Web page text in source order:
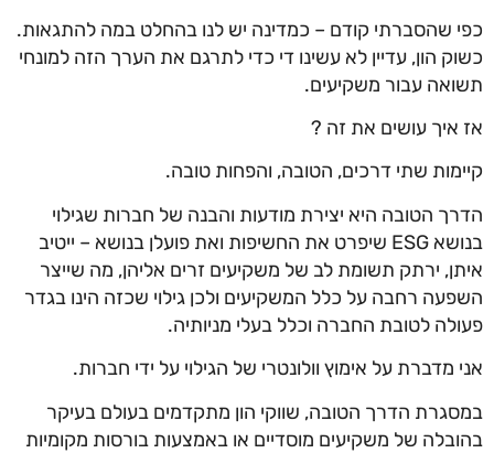
כפי שהסברתי קודם – כמדינה יש לנו בהחלט במה להתגאות.
כשוק הון, עדיין לא עשינו די כדי לתרגם את הערך הזה למונחי
תשואה עבור משקיעים.
אז איך עושים את זה ?
קיימות שתי דרכים, הטובה, והפחות טובה.
הדרך הטובה היא יצירת מודעות והבנה של חברות שגילוי
בנושא ESG שיפרט את החשיפות ואת פועלן בנושא – ייטיב
איתן, ירתק תשומת לב של משקיעים זרים אליהן, מה שייצר
השפעה רחבה על כלל המשקיעים ולכן גילוי שכזה הינו בגדר
פעולה לטובת החברה וכלל בעלי מניותיה.
אני מדברת על אימוץ וולונטרי של הגילוי על ידי חברות.
במסגרת הדרך הטובה, שווקי הון מתקדמים בעולם בעיקר
בהובלה של משקיעים מוסדיים או באמצעות בורסות מקומיות